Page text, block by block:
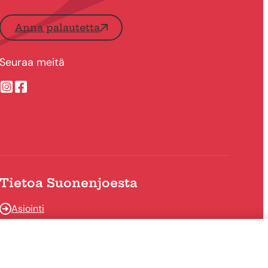
Anna palautetta
Seuraa meitä
Suonenjoen kaupungin Instragram
Suonenjoen kaupungin Facebook
Tietoa Suonenjoesta
Asiointi